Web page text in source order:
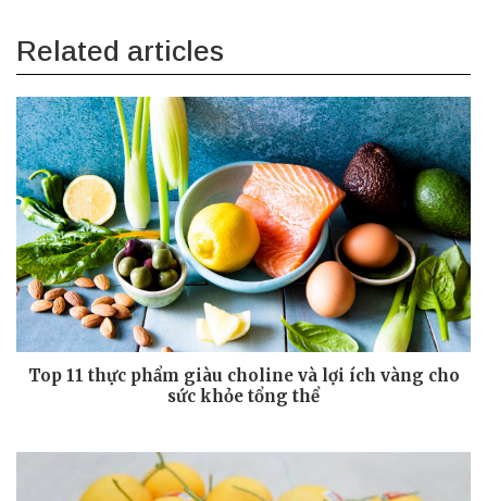
Related articles
Top 11 thực phẩm giàu choline và lợi ích vàng cho
sức khỏe tổng thể